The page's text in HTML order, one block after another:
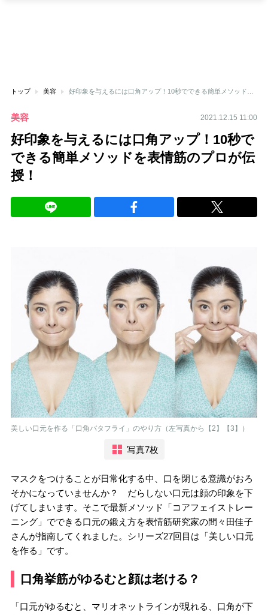
トップ 美容
美容 2021.12.15 11:00
好印象を与えるには口角アップ！10秒で
できる簡単メソッドを表情筋のプロが伝
授！
美しい口元を作る「口角バタフライ」のやり方（左写真から【2】【3】）
写真7枚
マスクをつけることが日常化する中、口を閉じる意識がおろ
そかになっていませんか？ だらしない口元は顔の印象を下
げてしまいます。そこで最新メソッド「コアフェイストレー
ニング」でできる口元の鍛え方を表情筋研究家の間々田佳子
さんが指南してくれました。シリーズ27回目は「美しい口元
を作る」です。
口角挙筋がゆるむと顔は老ける？
「口元がゆるむと、マリオネットラインが現れる、口角が下